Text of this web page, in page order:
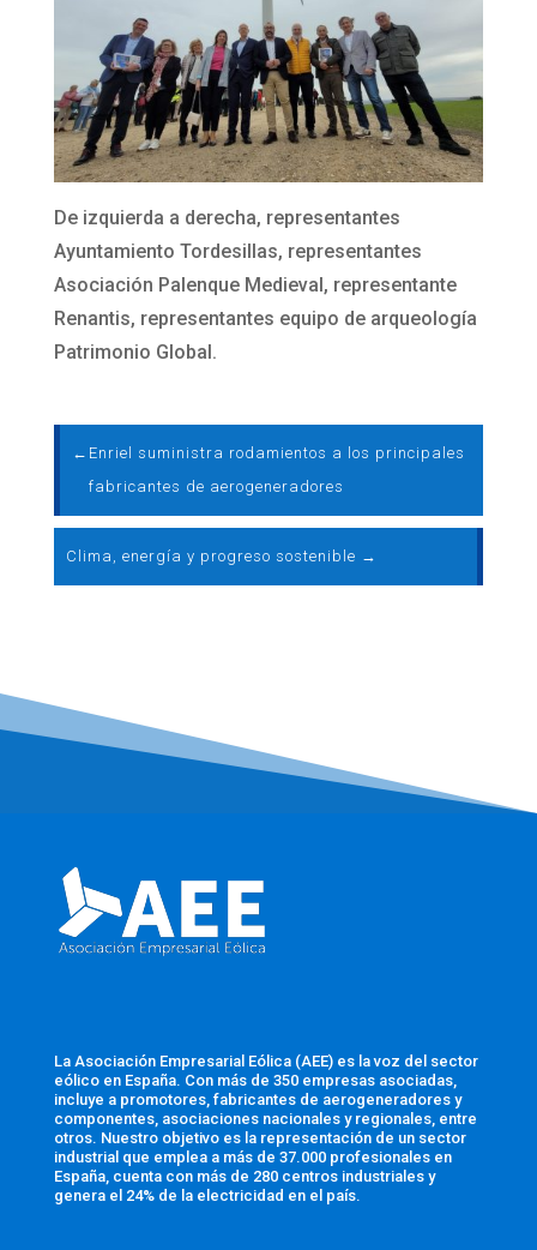
De izquierda a derecha, representantes
Ayuntamiento Tordesillas, representantes
Asociación Palenque Medieval, representante
Renantis, representantes equipo de arqueología
Patrimonio Global.
← Enriel suministra rodamientos a los principales
fabricantes de aerogeneradores
Clima, energía y progreso sostenible →
La Asociación Empresarial Eólica (AEE) es la voz del sector
eólico en España. Con más de 350 empresas asociadas,
incluye a promotores, fabricantes de aerogeneradores y
componentes, asociaciones nacionales y regionales, entre
otros. Nuestro objetivo es la representación de un sector
industrial que emplea a más de 37.000 profesionales en
España, cuenta con más de 280 centros industriales y
genera el 24% de la electricidad en el país.